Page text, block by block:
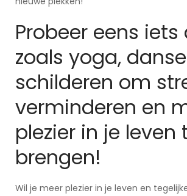
Probeer eens iets
zoals yoga,
schilderen om
verminderen en
plezier in je leven
brengen!
Wil je meer plezier in je leven en